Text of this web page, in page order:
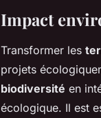
Impact
Transformer les
projets
biodiversité en
écologique. Il est